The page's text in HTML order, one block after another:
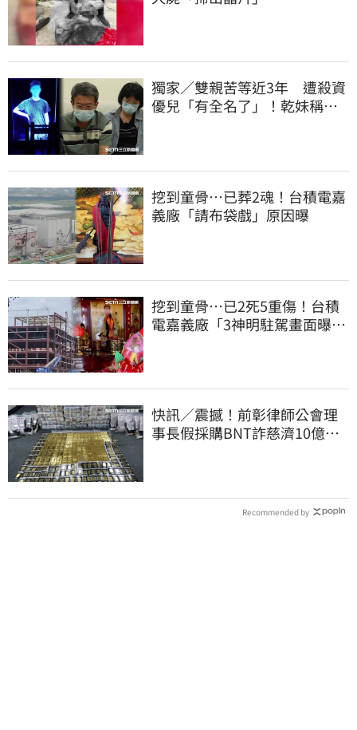
獨家／雙親苦等近3年 遭殺資
優兒「有全名了」！乾妹稱賠
挖到童骨…已葬2魂！台積電嘉
義廠「請布袋戲」原因曝
挖到童骨…已2死5重傷！台積
電嘉義廠「3神明駐駕畫面曝
快訊／震撼！前彰律師公會理
事長假採購BNT詐慈濟10億、
Recommended by